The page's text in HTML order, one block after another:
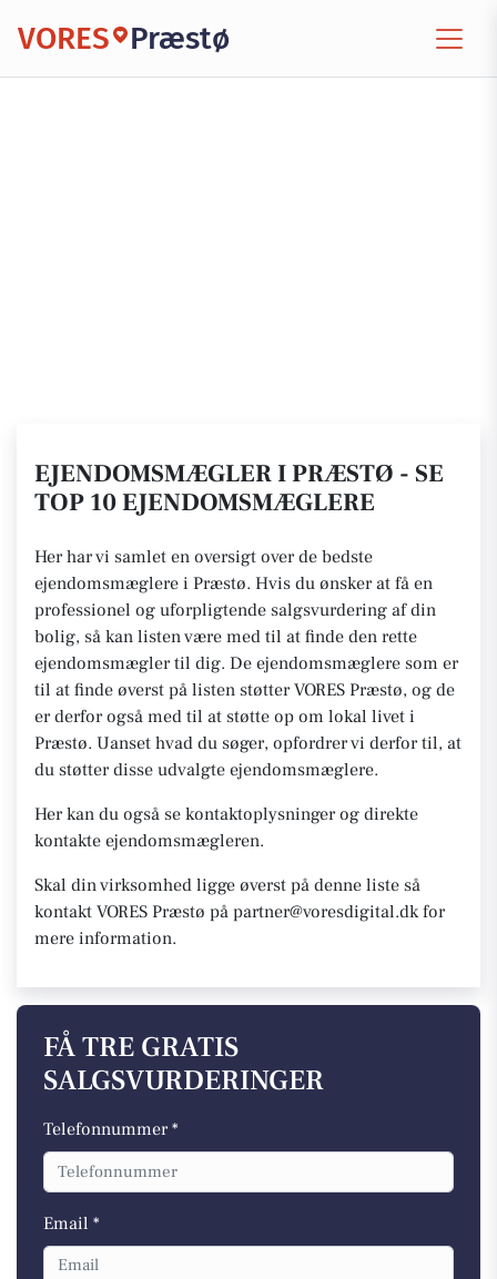
VORES Præstø
EJENDOMSMÆGLER I PRÆSTØ - SE
TOP 10 EJENDOMSMÆGLERE
Her har vi samlet en oversigt over de bedste
ejendomsmæglere i Præstø. Hvis du ønsker at få en
professionel og uforpligtende salgsvurdering af din
bolig, så kan listen være med til at finde den rette
ejendomsmægler til dig. De ejendomsmæglere som er
til at finde øverst på listen støtter VORES Præstø, og de
er derfor også med til at støtte op om lokal livet i
Præstø. Uanset hvad du søger, opfordrer vi derfor til, at
du støtter disse udvalgte ejendomsmæglere.
Her kan du også se kontaktoplysninger og direkte
kontakte ejendomsmægleren.
Skal din virksomhed ligge øverst på denne liste så
kontakt VORES Præstø på partner@voresdigital.dk for
mere information.
FÅ TRE GRATIS
SALGSVURDERINGER
Telefonnummer *
Email *